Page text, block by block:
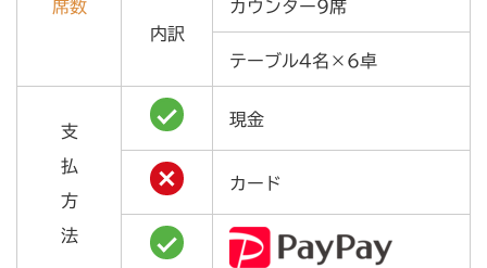
席数
内訳
カウンター9席
テーブル4名×6卓
支
払
方
法
現金
カード